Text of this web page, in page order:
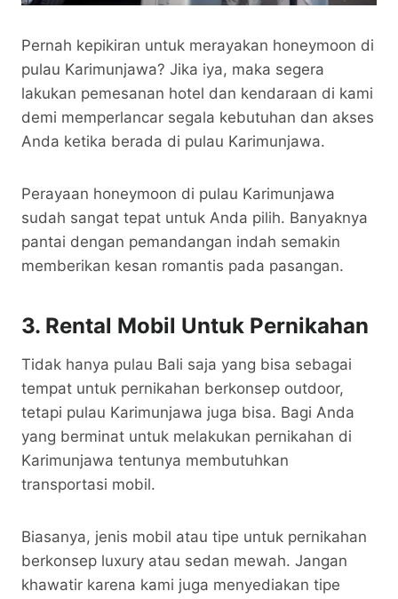
Pernah kepikiran untuk merayakan honeymoon di
pulau Karimunjawa? Jika iya, maka segera
lakukan pemesanan hotel dan kendaraan di kami
demi memperlancar segala kebutuhan dan akses
Anda ketika berada di pulau Karimunjawa.
Perayaan honeymoon di pulau Karimunjawa
sudah sangat tepat untuk Anda pilih. Banyaknya
pantai dengan pemandangan indah semakin
memberikan kesan romantis pada pasangan.
3. Rental Mobil Untuk Pernikahan
Tidak hanya pulau Bali saja yang bisa sebagai
tempat untuk pernikahan berkonsep outdoor,
tetapi pulau Karimunjawa juga bisa. Bagi Anda
yang berminat untuk melakukan pernikahan di
Karimunjawa tentunya membutuhkan
transportasi mobil.
Biasanya, jenis mobil atau tipe untuk pernikahan
berkonsep luxury atau sedan mewah. Jangan
khawatir karena kami juga menyediakan tipe